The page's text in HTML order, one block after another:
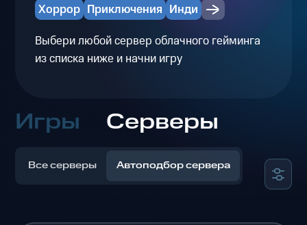
Хоррор Приключения Инди
Выбери любой сервер облачного гейминга
из списка ниже и начни игру
Игры Серверы
Все серверы Автоподбор сервера